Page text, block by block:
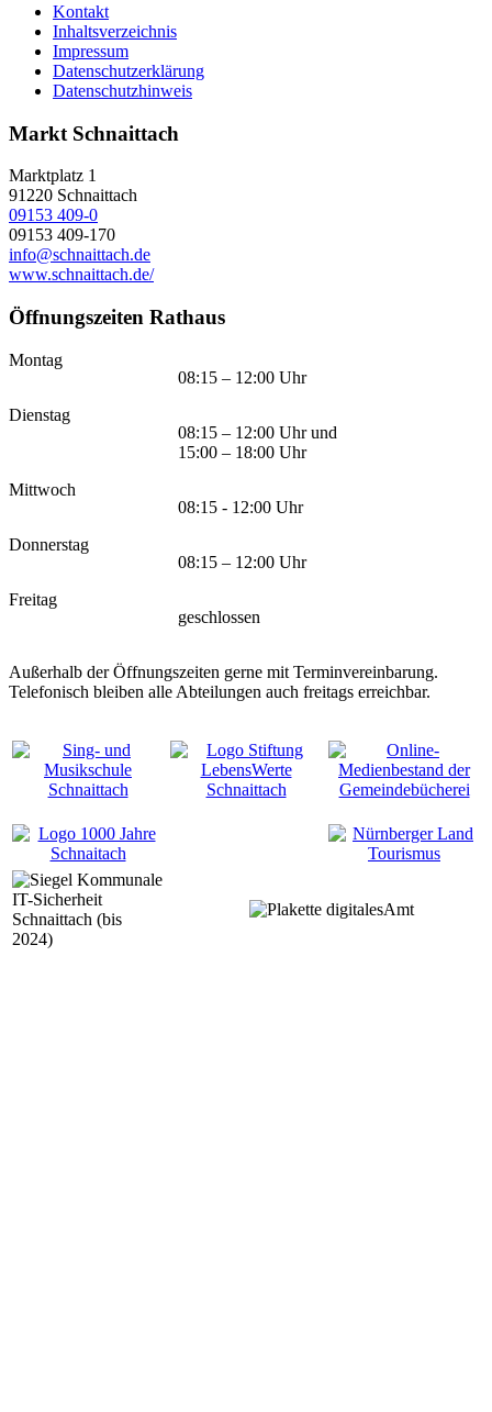
Kontakt
Inhaltsverzeichnis
Impressum
Datenschutzerklärung
Datenschutzhinweis
Markt Schnaittach
Marktplatz 1
91220 Schnaittach
09153 409-0
09153 409-170
info@schnaittach.de
www.schnaittach.de/
Öffnungszeiten Rathaus
Montag
08:15 – 12:00 Uhr
Dienstag
08:15 – 12:00 Uhr und
15:00 – 18:00 Uhr
Mittwoch
08:15 - 12:00 Uhr
Donnerstag
08:15 – 12:00 Uhr
Freitag
geschlossen
Außerhalb der Öffnungszeiten gerne mit Terminvereinbarung.
Telefonisch bleiben alle Abteilungen auch freitags erreichbar.